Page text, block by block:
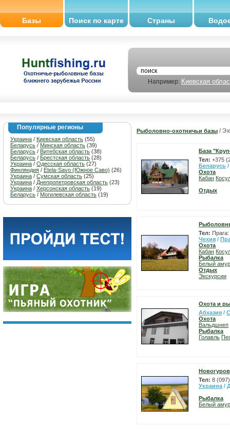
Базы Поиск по карте Страны
Например: Киевская
Популярные регионы
Украина / Киевская область (55)
Беларусь / Минская область (39)
Беларусь / Витебская область (38)
Беларусь / Брестская область (28)
Украина / Одесская область (27)
Финляндия / Etela-Savo (Южное Саво) (26)
Украина / Сумская область (25)
Украина / Днепропетровская область (23)
Украина / Херсонская область (19)
Беларусь / Могилевская область (19)
Рыболовно-охотничьи базы /
База
Тел: +375
Беларусь /
Охота
Кабан
Отдых
Тел:
Чехия /
Охота
Кабан
Рыбалка
Белый амур
Отдых
Экскурсии
Охота и
Абхазия /
Охота
Вальдшнеп
Рыбалка
Голавль
Тел: 8
Украина /
Рыбалка
Белый амур